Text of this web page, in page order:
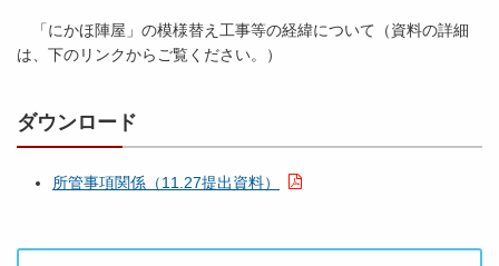
「にかほ陣屋」の模様替え工事等の経緯について（資料の詳細
は、下のリンクからご覧ください。）
ダウンロード
所管事項関係（11.27提出資料）